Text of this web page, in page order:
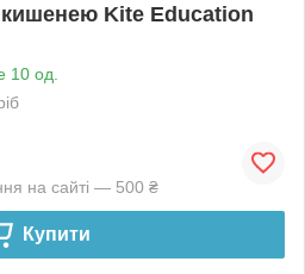
Kite Education
10 од.
на сайті — 500 ₴
Купити